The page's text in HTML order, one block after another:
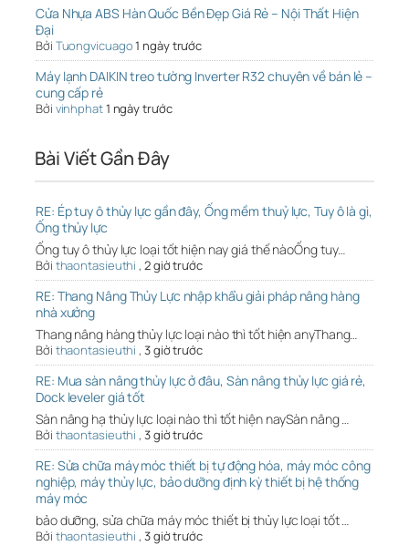
Cửa Nhựa ABS Hàn Quốc Bền Đẹp Giá Rẻ – Nội Thất Hiện
Đại
Bởi Tuongvicuago1 ngày trước
Máy lạnh DAIKIN treo tường Inverter R32 chuyên về bán lẻ –
cung cấp rẻ
Bởi vinhphat1 ngày trước
Bài Viết Gần Đây
RE: Ép tuy ô thủy lực gần đây, Ống mềm thuỷ lực, Tuy ô là gì,
Ống thủy lực
Ống tuy ô thủy lực loại tốt hiện nay giá thế nàoỐng tuy…
Bởi thaontasieuthi , 2 giờ trước
RE: Thang Nâng Thủy Lực nhập khẩu giải pháp nâng hàng
nhà xưởng
Thang nâng hàng thủy lực loại nào thì tốt hiện anyThang…
Bởi thaontasieuthi , 3 giờ trước
RE: Mua sàn nâng thủy lực ở đâu, Sàn nâng thủy lực giá rẻ,
Dock leveler giá tốt
Sàn nâng hạ thủy lực loại nào thì tốt hiện naySàn nâng …
Bởi thaontasieuthi , 3 giờ trước
RE: Sửa chữa máy móc thiết bị tự động hóa, máy móc công
nghiệp, máy thủy lực, bảo dưỡng định kỳ thiết bị hệ thống
máy móc
bảo dưỡng, sửa chữa máy móc thiết bị thủy lực loại tốt …
Bởi thaontasieuthi , 3 giờ trước